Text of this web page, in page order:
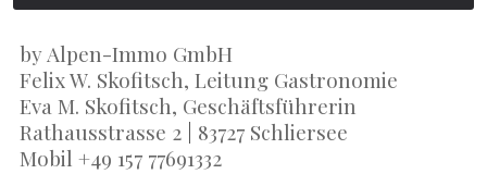
by Alpen-Immo GmbH
Felix W. Skofitsch, Leitung Gastronomie
Eva M. Skofitsch, Geschäftsführerin
Rathausstrasse 2 | 83727 Schliersee
Mobil +49 157 77691332